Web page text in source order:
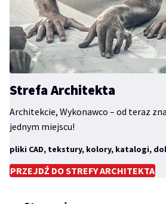
Strefa Architekta
Architekcie, Wykonawco – od teraz
jednym miejscu!
pliki CAD, tekstury, kolory, katalogi,
PRZEJDŹ DO STREFY ARCHITEKTA